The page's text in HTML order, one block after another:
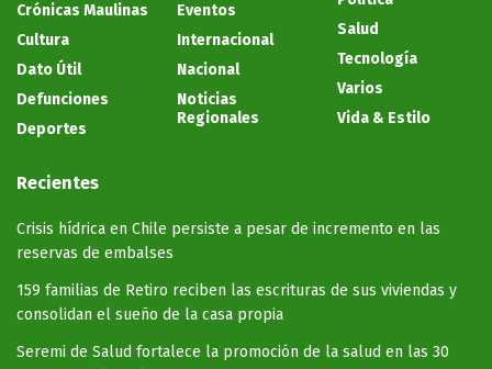
Crónicas Maulinas
Cultura
Dato Útil
Defunciones
Deportes
Eventos
Internacional
Nacional
Noticias
Regionales
Salud
Tecnología
Varios
Vida & Estilo
Recientes
Crisis hídrica en Chile persiste a pesar de incremento en las
reservas de embalses
159 familias de Retiro reciben las escrituras de sus viviendas y
consolidan el sueño de la casa propia
Seremi de Salud fortalece la promoción de la salud en las 30